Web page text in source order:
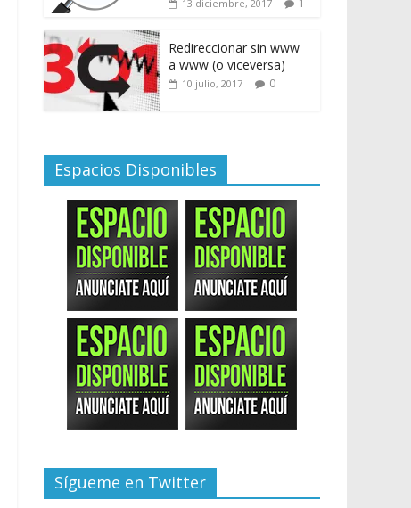
13 diciembre, 2017
Redireccionar sin www
a www (o viceversa)
10 julio, 2017 0
Espacios Disponibles
Sígueme en Twitter